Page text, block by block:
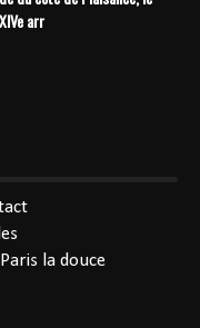
arr
Paris la douce